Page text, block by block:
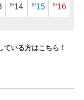
8/14 8/15 8/16
いる方はこちら！